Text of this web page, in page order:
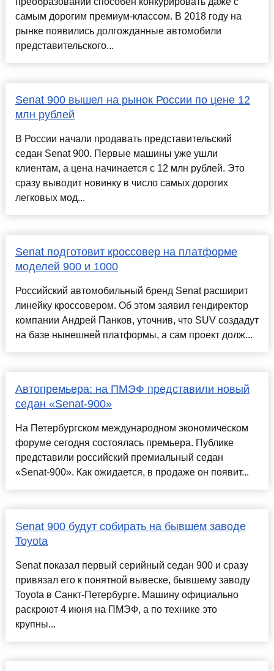
самым дорогим премиум-классом. В 2018 году на
рынке появились долгожданные автомобили
представительского...
Senat 900 вышел на рынок России по цене 12
млн рублей
В России начали продавать представительский
седан Senat 900. Первые машины уже ушли
клиентам, а цена начинается с 12 млн рублей. Это
сразу выводит новинку в число самых дорогих
легковых мод...
Senat подготовит кроссовер на платформе
моделей 900 и 1000
Российский автомобильный бренд Senat расширит
линейку кроссовером. Об этом заявил гендиректор
компании Андрей Панков, уточнив, что SUV создадут
на базе нынешней платформы, а сам проект долж...
Автопремьера: на ПМЭФ представили новый
седан «Senat-900»
На Петербургском международном экономическом
форуме сегодня состоялась премьера. Публике
представили российский премиальный седан
«Senat-900». Как ожидается, в продаже он появит...
Senat 900 будут собирать на бывшем заводе
Toyota
Senat показал первый серийный седан 900 и сразу
привязал его к понятной вывеске, бывшему заводу
Toyota в Санкт-Петербурге. Машину официально
раскроют 4 июня на ПМЭФ, а по технике это
крупны...